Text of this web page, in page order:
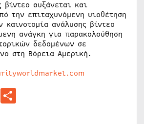
βίντεο αυξάνεται και
την επιταχυνόμενη υιοθέτηση
ανάλυσης βίντεο
ανάγκη για παρακολούθηση
δεδομένων σε
στη Βόρεια Αμερική.
Messenger